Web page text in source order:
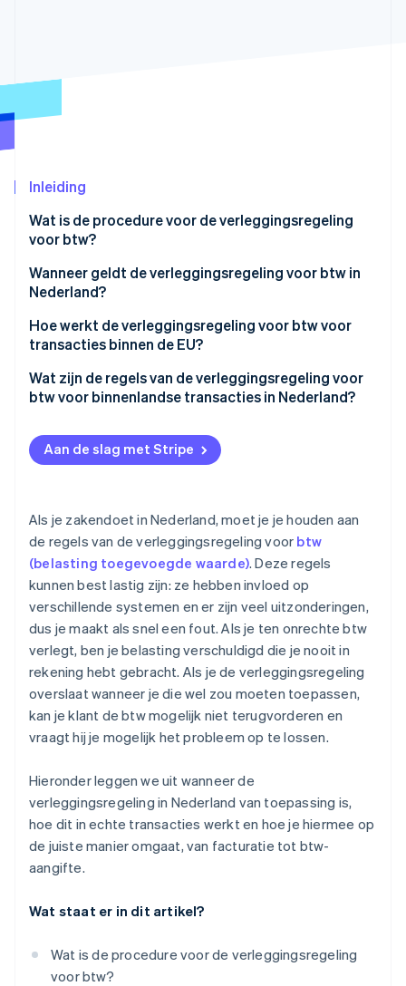
Inleiding
Wat is de procedure voor de verleggingsregeling
voor btw?
Wanneer geldt de verleggingsregeling voor btw in
Nederland?
Internationale B2B-transacties waarbij Nederland is
betrokken
Specifieke binnenlandse B2B-transacties binnen
Nederland
Hoe werkt de verleggingsregeling voor btw voor
transacties binnen de EU?
Een Nederlandse onderneming verkoopt aan een
ander EU-bedrijf
Een Nederlandse onderneming importeert
goederen van een niet-Nederlandse EU-leverancier
Wat zijn de regels van de verleggingsregeling voor
btw voor binnenlandse transacties in Nederland?
Uitbesteding en werk in de bouw en aanverwante
sectoren
Schroot en afvalstoffen
Verhuur van onroerend goed (met btw-opt-in)
Executieverkopen
Energiecertificaten
Beleggen in goud
Emissierechten
Telecomdiensten
Aan de slag met Stripe
Als je zakendoet in Nederland, moet je je houden aan
de regels van de verleggingsregeling voor btw
(belasting toegevoegde waarde). Deze regels
kunnen best lastig zijn: ze hebben invloed op
verschillende systemen en er zijn veel uitzonderingen,
dus je maakt als snel een fout. Als je ten onrechte btw
verlegt, ben je belasting verschuldigd die je nooit in
rekening hebt gebracht. Als je de verleggingsregeling
overslaat wanneer je die wel zou moeten toepassen,
kan je klant de btw mogelijk niet terugvorderen en
vraagt hij je mogelijk het probleem op te lossen.
Hieronder leggen we uit wanneer de
verleggingsregeling in Nederland van toepassing is,
hoe dit in echte transacties werkt en hoe je hiermee op
de juiste manier omgaat, van facturatie tot btw-
aangifte.
Wat staat er in dit artikel?
Wat is de procedure voor de verleggingsregeling
voor btw?